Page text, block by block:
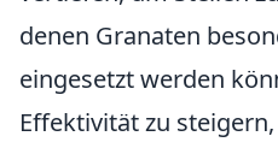
denen Granaten
eingesetzt werden
Effektivität zu